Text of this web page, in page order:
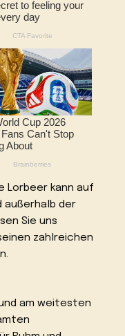
Lorbeer kann auf
außerhalb der
Sie uns
zahlreichen
am weitesten